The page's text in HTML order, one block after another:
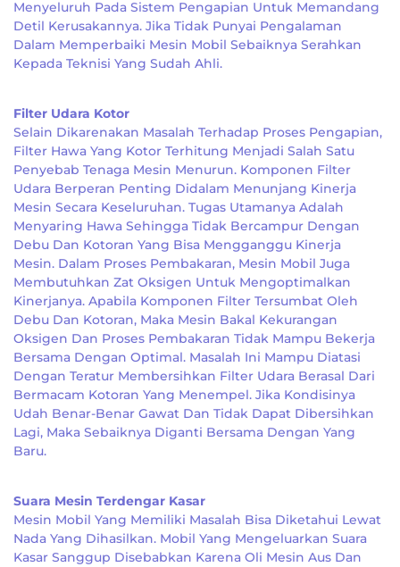
Menyeluruh Pada Sistem Pengapian Untuk Memandang
Detil Kerusakannya. Jika Tidak Punyai Pengalaman
Dalam Memperbaiki Mesin Mobil Sebaiknya Serahkan
Kepada Teknisi Yang Sudah Ahli.
Filter Udara Kotor
Selain Dikarenakan Masalah Terhadap Proses Pengapian,
Filter Hawa Yang Kotor Terhitung Menjadi Salah Satu
Penyebab Tenaga Mesin Menurun. Komponen Filter
Udara Berperan Penting Didalam Menunjang Kinerja
Mesin Secara Keseluruhan. Tugas Utamanya Adalah
Menyaring Hawa Sehingga Tidak Bercampur Dengan
Debu Dan Kotoran Yang Bisa Mengganggu Kinerja
Mesin. Dalam Proses Pembakaran, Mesin Mobil Juga
Membutuhkan Zat Oksigen Untuk Mengoptimalkan
Kinerjanya. Apabila Komponen Filter Tersumbat Oleh
Debu Dan Kotoran, Maka Mesin Bakal Kekurangan
Oksigen Dan Proses Pembakaran Tidak Mampu Bekerja
Bersama Dengan Optimal. Masalah Ini Mampu Diatasi
Dengan Teratur Membersihkan Filter Udara Berasal Dari
Bermacam Kotoran Yang Menempel. Jika Kondisinya
Udah Benar-Benar Gawat Dan Tidak Dapat Dibersihkan
Lagi, Maka Sebaiknya Diganti Bersama Dengan Yang
Baru.
Suara Mesin Terdengar Kasar
Mesin Mobil Yang Memiliki Masalah Bisa Diketahui Lewat
Nada Yang Dihasilkan. Mobil Yang Mengeluarkan Suara
Kasar Sanggup Disebabkan Karena Oli Mesin Aus Dan